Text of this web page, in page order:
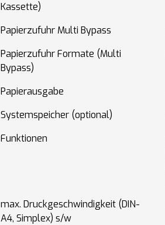
Kassette)
Papierzufuhr Multi Bypass
Papierzufuhr Formate (Multi
Bypass)
Papierausgabe
Systemspeicher (optional)
Funktionen
max. Druckgeschwindigkeit (DIN-
A4, Simplex) s/w